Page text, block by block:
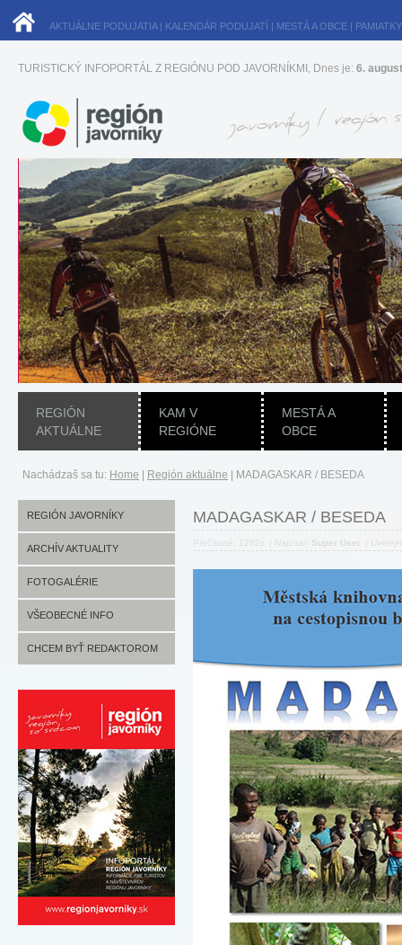
AKTUÁLNE PODUJATIA| KALENDÁR PODUJATÍ | MESTÁ A OBCE | PAMIATKY
TURISTICKÝ INFOPORTÁL Z REGIÓNU POD JAVORNÍKMI, Dnes je: 6.
REGIÓN
AKTUÁLNE
KAM V
REGIÓNE
MESTÁ A
OBCE
Nachádzaš sa tu: Home Región aktuálne MADAGASKAR / BESEDA
REGIÓN JAVORNÍKY
ARCHÍV AKTUALITY
FOTOGALÉRIE
VŠEOBECNÉ INFO
CHCEM BYŤ REDAKTOROM
MADAGASKAR / BESEDA
Prečítané: 1262x Napísal: Super User